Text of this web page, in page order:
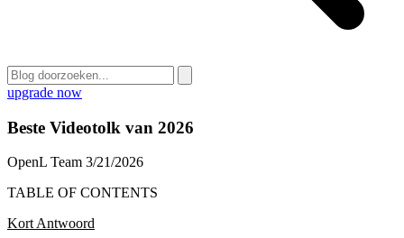
upgrade now
Beste Videotolk van 2026
OpenL Team 3/21/2026
TABLE OF CONTENTS
Kort Antwoord